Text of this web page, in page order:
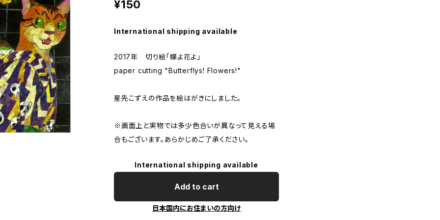
¥150
International shipping available
2017年 切り絵「蝶よ花よ」
paper cutting "Butterflys! Flowers!"
星先こずえの作品を絵はがきにしました。
※画面上と実物では多少色合いが異なって見える場
合もございます。あらかじめご了承ください。
International shipping available
Add to cart
日本国内にお住まいの方向け